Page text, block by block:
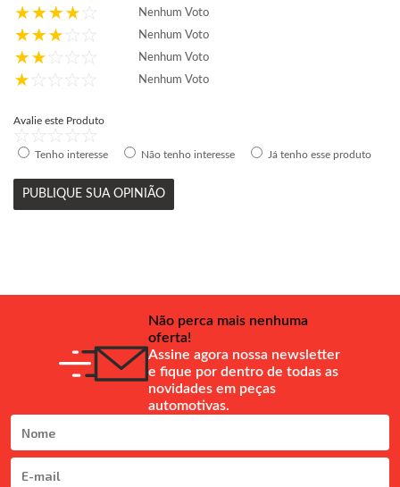
Nenhum Voto
Nenhum Voto
Nenhum Voto
Nenhum Voto
Avalie este Produto
Tenho interesse Não tenho interesse Já tenho esse produto
PUBLIQUE SUA OPINIÃO
Não perca mais nenhuma
oferta!
Assine agora nossa newsletter
e fique por dentro de todas as
novidades em peças
automotivas.